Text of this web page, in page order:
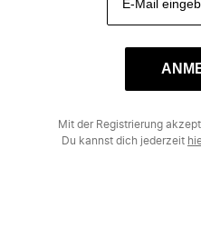
Mit der Registrierung
Du kannst dich jederzeit